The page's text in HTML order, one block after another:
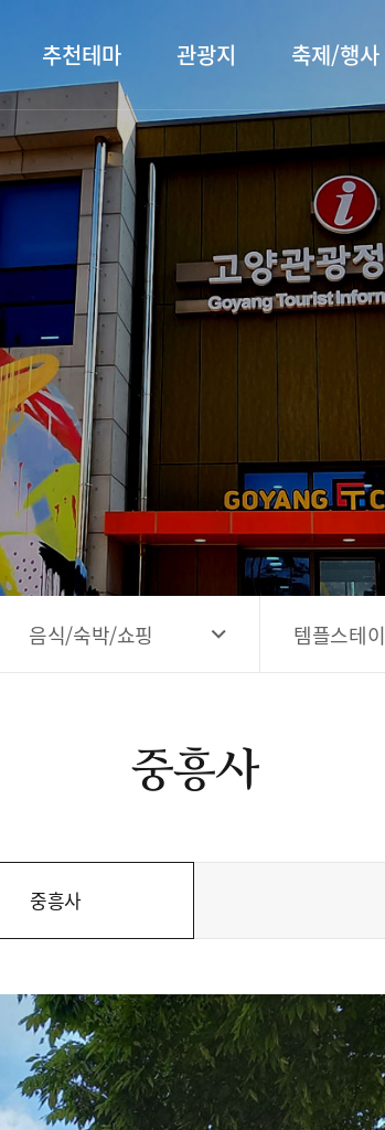
추천테마
행주산성
서오릉/서삼릉
전시관/박물관
고양시 예술창작공간 해움
고양시 예술창작공간 새들
관광지 축제/행사
행사소개
프로그램 안내
사전신청
자주 묻는 질문
대표먹거리
전통시장
템플스테이
숙박 정보
쇼핑 정보
공지사항
홍보영상
전자관광지도 다도라
관광안내홍보물
음식/숙박/쇼핑 템플스테이
중흥사
중흥사